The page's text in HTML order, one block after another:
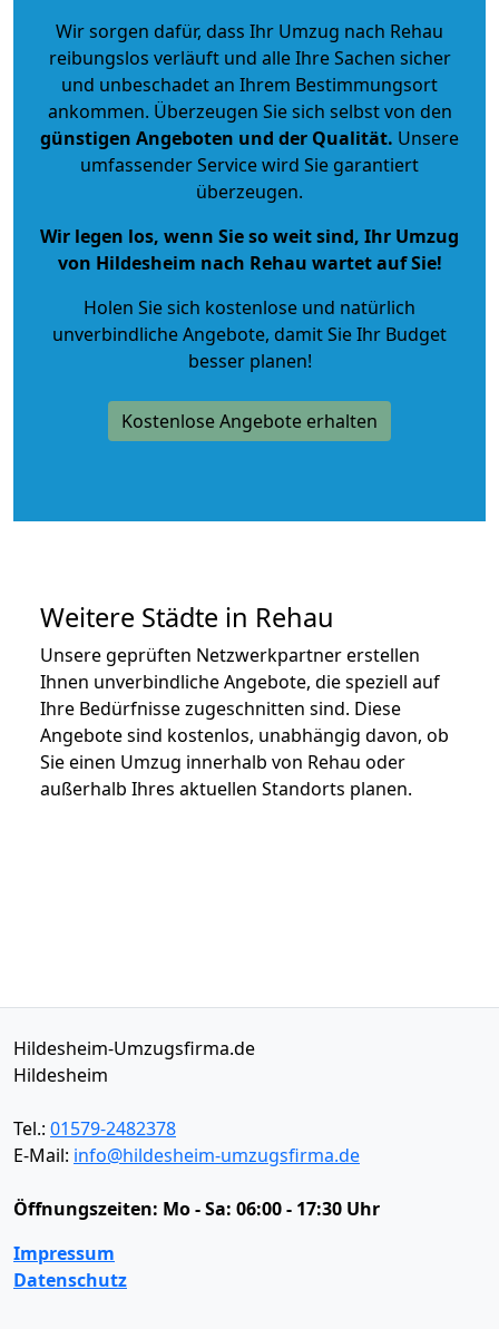
Wir sorgen dafür, dass Ihr Umzug nach Rehau
reibungslos verläuft und alle Ihre Sachen sicher
und unbeschadet an Ihrem Bestimmungsort
ankommen. Überzeugen Sie sich selbst von den
günstigen Angeboten und der Qualität. Unsere
umfassender Service wird Sie garantiert
überzeugen.
Wir legen los, wenn Sie so weit sind, Ihr Umzug
von Hildesheim nach Rehau wartet auf Sie!
Holen Sie sich kostenlose und natürlich
unverbindliche Angebote, damit Sie Ihr Budget
besser planen!
Kostenlose Angebote erhalten
Weitere Städte in Rehau
Unsere geprüften Netzwerkpartner erstellen
Ihnen unverbindliche Angebote, die speziell auf
Ihre Bedürfnisse zugeschnitten sind. Diese
Angebote sind kostenlos, unabhängig davon, ob
Sie einen Umzug innerhalb von Rehau oder
außerhalb Ihres aktuellen Standorts planen.
Hildesheim-Umzugsfirma.de
Hildesheim
Tel.: 01579-2482378
E-Mail: info@hildesheim-umzugsfirma.de
Öffnungszeiten: Mo - Sa: 06:00 - 17:30 Uhr
Impressum
Datenschutz